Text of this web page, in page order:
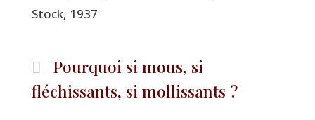
Stock, 1937
Pourquoi si mous, si
fléchissants, si mollissants ?